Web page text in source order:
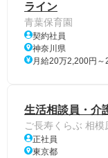
ライン
青葉保育園
契約社員
神奈川県
月給20万2,200円～
生活相談員・介
ご長寿くらぶ 相模
正社員
東京都